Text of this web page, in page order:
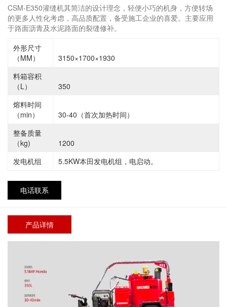
CSM-E350灌缝机其简洁的设计理念，轻便小巧的机身，方便转场
的更多人性化考虑，高品质配置，备受施工企业的喜爱。主要应用
于路面沥青及水泥路面的裂缝修补。
外形尺寸
（MM）
3150×1700×1930
料箱容积
（L）
350
熔料时间
（min）
30-40（首次加热时间）
整备质量
（kg)
1200
发电机组
5.5KW本田发电机组，电启动。
电话联系
产品详情